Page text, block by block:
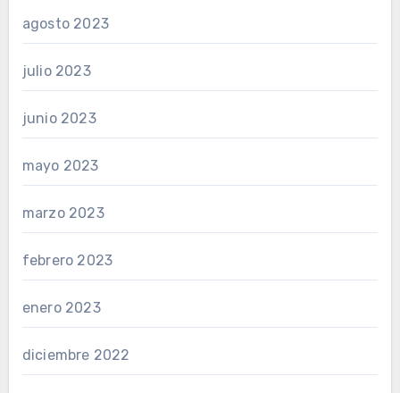
agosto 2023
julio 2023
junio 2023
mayo 2023
marzo 2023
febrero 2023
enero 2023
diciembre 2022